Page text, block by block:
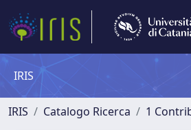
IRIS
IRIS Catalogo Ricerca 1